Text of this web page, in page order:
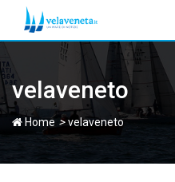
velaveneto
Home >velaveneto